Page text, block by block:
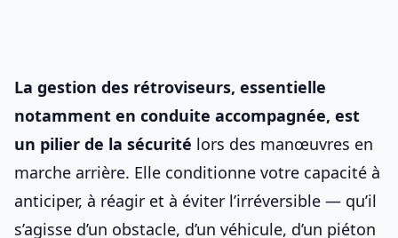
La gestion des rétroviseurs, essentielle
notamment en conduite accompagnée, est
un pilier de la sécurité lors des manœuvres en
marche arrière. Elle conditionne votre capacité à
anticiper, à réagir et à éviter l’irréversible — qu’il
s’agisse d’un obstacle, d’un véhicule, d’un piéton